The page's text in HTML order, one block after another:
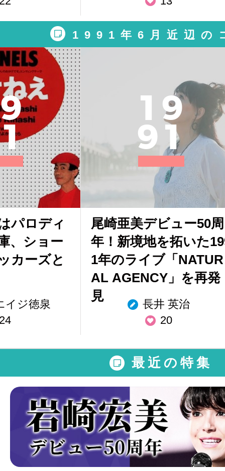
1991年6月近辺の
9
1
パロディ
、ショー
カーズと
イジ徳泉
1 9
9 1
尾崎亜美デビュー50周
年！新境地を拓いた
1年のライブ「NATUR
AL AGENCY」を再発
見
長井 英治
20
最近の特集